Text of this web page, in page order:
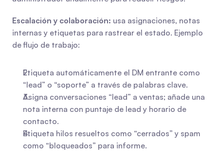
Escalación y colaboración: usa asignaciones, notas
internas y etiquetas para rastrear el estado. Ejemplo
de flujo de trabajo:
Etiqueta automáticamente el DM entrante como
“lead” o “soporte” a través de palabras clave.
Asigna conversaciones “lead” a ventas; añade una
nota interna con puntaje de lead y horario de
contacto.
Etiqueta hilos resueltos como “cerrados” y spam
como “bloqueados” para informe.